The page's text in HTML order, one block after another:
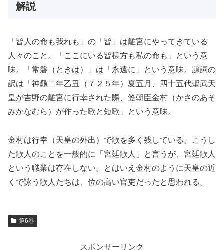
解説
「皆人の命も我れも」の「皆」は離宮にやってきている
人々のこと。「ここにいる皆様方も私の命も」という意
味。「常磐（ときは）」は「永遠に」という意味。題詞の
訳は「神龜二年乙丑（７２５年）夏五月、四十五代聖武天
皇が吉野の離宮に行幸された際、笠朝臣金村（かさのあそ
みかなむら）が作った歌と短歌」という意味。
金村は行幸（天皇の外出）で歌を多く残している。こうし
た歌人のことを一般的に「宮廷歌人」と言うが、宮廷歌人
という職業は存在しない。とはいえ金村のように天皇の近
くで詠う歌人たちは、位の高い官吏だったと思われる。
第6巻
スポンサーリンク